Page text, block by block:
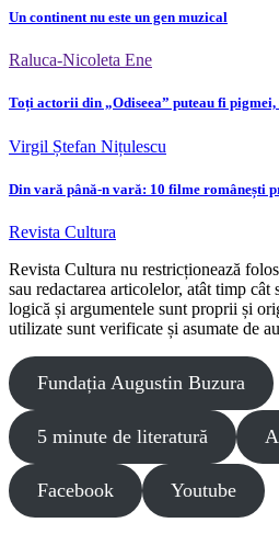
Un continent nu este un gen muzical
Raluca-Nicoleta Ene
Toți actorii din „Odiseea” puteau fi
Virgil Ștefan Nițulescu
Din vară până-n vară: 10 filme românești
Revista Cultura
Revista Cultura nu restricționează
sau redactarea articolelor, atât timp cât
logică și argumentele sunt proprii și
utilizate sunt verificate și asumate de
Fundația Augustin Buzura
5 minute de literatură
Facebook Youtube